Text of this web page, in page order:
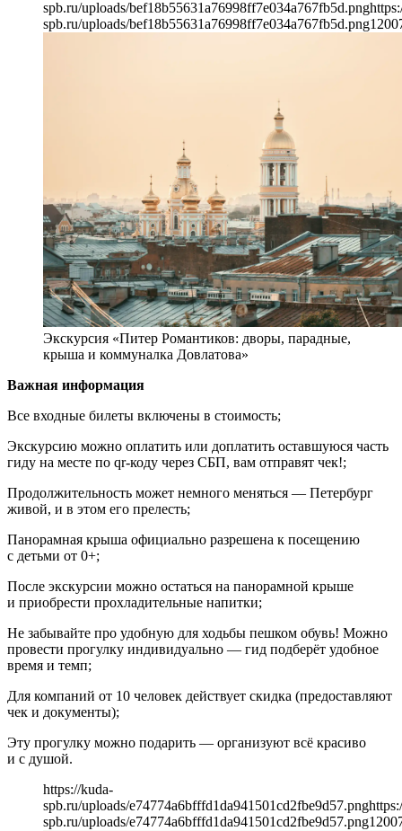
spb.ru/uploads/bef18b55631a76998ff7e034a767fb5d.png
spb.ru/uploads/bef18b55631a76998ff7e034a767fb5d.png1200
Экскурсия «Питер Романтиков: дворы, парадные,
крыша и коммуналка Довлатова»
Важная информация
Все входные билеты включены в стоимость;
Экскурсию можно оплатить или доплатить оставшуюся часть
гиду на месте по qr-коду через СБП, вам отправят чек!;
Продолжительность может немного меняться — Петербург
живой, и в этом его прелесть;
Панорамная крыша официально разрешена к посещению
с детьми от 0+;
После экскурсии можно остаться на панорамной крыше
и приобрести прохладительные напитки;
Не забывайте про удобную для ходьбы пешком обувь! Можно
провести прогулку индивидуально — гид подберёт удобное
время и темп;
Для компаний от 10 человек действует скидка (предоставляют
чек и документы);
Эту прогулку можно подарить — организуют всё красиво
и с душой.
https://kuda-
spb.ru/uploads/e74774a6bfffd1da941501cd2fbe9d57.png
spb.ru/uploads/e74774a6bfffd1da941501cd2fbe9d57.png1200